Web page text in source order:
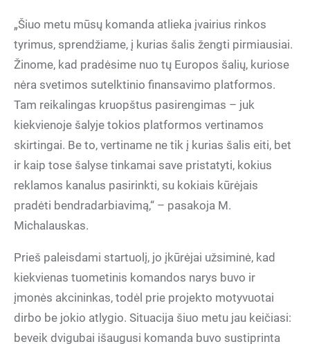
„Šiuo metu mūsų komanda atlieka įvairius rinkos
tyrimus, sprendžiame, į kurias šalis žengti pirmiausiai.
Žinome, kad pradėsime nuo tų Europos šalių, kuriose
nėra svetimos sutelktinio finansavimo platformos.
Tam reikalingas kruopštus pasirengimas – juk
kiekvienoje šalyje tokios platformos vertinamos
skirtingai. Be to, vertiname ne tik į kurias šalis eiti, bet
ir kaip tose šalyse tinkamai save pristatyti, kokius
reklamos kanalus pasirinkti, su kokiais kūrėjais
pradėti bendradarbiavimą,“ – pasakoja M.
Michalauskas.
Prieš paleisdami startuolį, jo įkūrėjai užsiminė, kad
kiekvienas tuometinis komandos narys buvo ir
įmonės akcininkas, todėl prie projekto motyvuotai
dirbo be jokio atlygio. Situacija šiuo metu jau keičiasi:
beveik dvigubai išaugusi komanda buvo sustiprinta